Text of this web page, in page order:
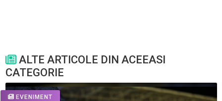
ALTE ARTICOLE DIN ACEEASI
CATEGORIE
EVENIMENT